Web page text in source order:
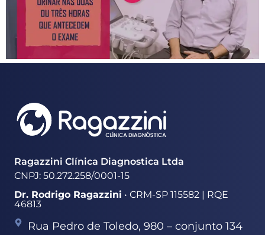
Ragazzini Clínica Diagnostica Ltda
CNPJ: 50.272.258/0001-15
Dr. Rodrigo Ragazzini • CRM-SP 115582 | RQE
46813
Rua Pedro de Toledo, 980 – conjunto 134